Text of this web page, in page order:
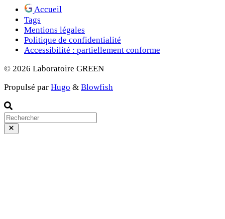
Accueil
Tags
Mentions légales
Politique de confidentialité
Accessibilité : partiellement conforme
© 2026 Laboratoire GREEN
Propulsé par Hugo & Blowfish